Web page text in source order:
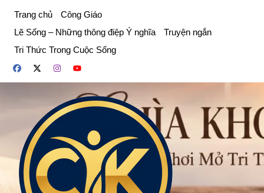
phần
dung
Trang chủ
Công Giáo
Lẽ Sống – Những thông điệp Ý nghĩa
Truyện ngắn
Tri Thức Trong Cuộc Sống